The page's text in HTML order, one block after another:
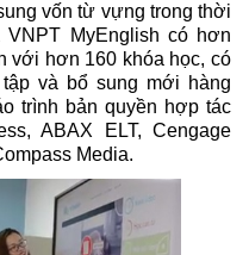
vốn từ vựng trong thời
MyEnglish có hơn
với hơn 160 khóa học, có
và bổ sung mới hàng
trình bản quyền hợp tác
ABAX ELT, Cengage
Media.